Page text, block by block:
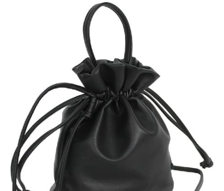
スマホと通信の最新トレンド
進化するPCとデバイスの未来
好きが集まる 比べて選べる
ビジネスと働き方のヒント
AI活用のいまが分かる
企業ITのトレンドを詳説
経営リーダーのコミュニティ
マーケ×ITの今がよく分かる